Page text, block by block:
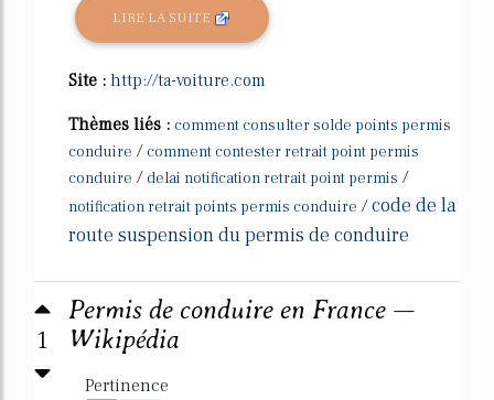
LIRE LA SUITE
Site : http://ta-voiture.com
Thèmes liés : comment consulter solde points permis
conduire / comment contester retrait point permis
conduire / delai notification retrait point permis /
notification retrait points permis conduire /code de la
route suspension du permis de conduire
1
Permis de conduire en France —
Wikipédia
Pertinence